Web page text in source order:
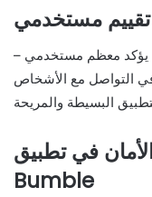
– يؤكد معظم مستخدمي Bumble في الخليج على سهولة استخدام
التواصل مع الأشخاص
في تطبيق
Bumble